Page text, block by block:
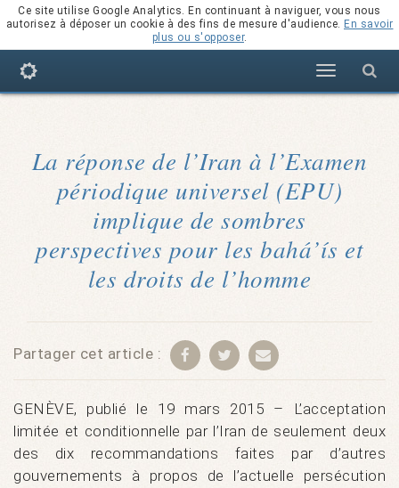
Ce site utilise Google Analytics. En continuant à naviguer, vous nous
autorisez à déposer un cookie à des fins de mesure d'audience. En savoir
plus ou s'opposer.
Navigation
La réponse de l’Iran à l’Examen
périodique universel (EPU)
implique de sombres
perspectives pour les bahá’ís et
les droits de l’homme
Partager cet article :
GENÈVE, publié le 19 mars 2015 – L’acceptation
limitée et conditionnelle par l’Iran de seulement deux
des dix recommandations faites par d’autres
gouvernements à propos de l’actuelle persécution